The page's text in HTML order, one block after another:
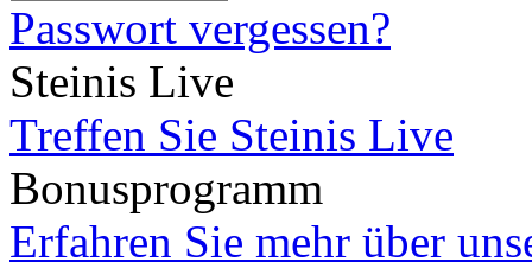
Passwort vergessen?
Steinis Live
Treffen Sie Steinis Live
Bonusprogramm
Erfahren Sie mehr über